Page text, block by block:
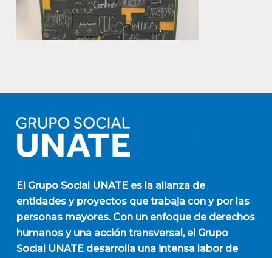
El Grupo Social UNATEes la alianza de
entidades y proyectos que trabaja con y por las
personas mayores. Con un enfoque de derechos
humanos y una acción transversal, el Grupo
Social UNATE desarrolla una intensa labor de